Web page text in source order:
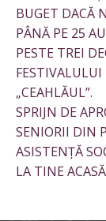
BUGET DACĂ
PÂNĂ PE 25
PESTE TREI
„CEAHLĂUL”.
SPRIJN DE
SENIORII DIN
ASISTENȚĂ
LA TINE